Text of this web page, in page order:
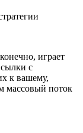
играет
с
к вашему,
массовый поток